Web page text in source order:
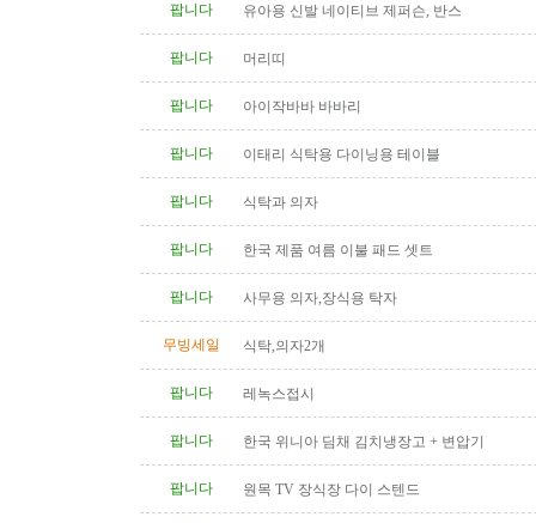
팝니다 유아용 신발 네이티브 제퍼슨, 반스
팝니다 머리띠
팝니다 아이작바바 바바리
팝니다 이태리 식탁용 다이닝용 테이블
팝니다 식탁과 의자
팝니다 한국 제품 여름 이불 패드 셋트
팝니다 사무용 의자,장식용 탁자
무빙세일 식탁,의자2개
팝니다 레녹스접시
팝니다 한국 위니아 딤채 김치냉장고 + 변압기
팝니다 원목 TV 장식장 다이 스텐드